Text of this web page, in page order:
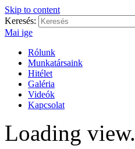
Skip to content
Keresés:
Mai ige
Rólunk
Munkatársaink
Hitélet
Galéria
Videók
Kapcsolat
Loading view.